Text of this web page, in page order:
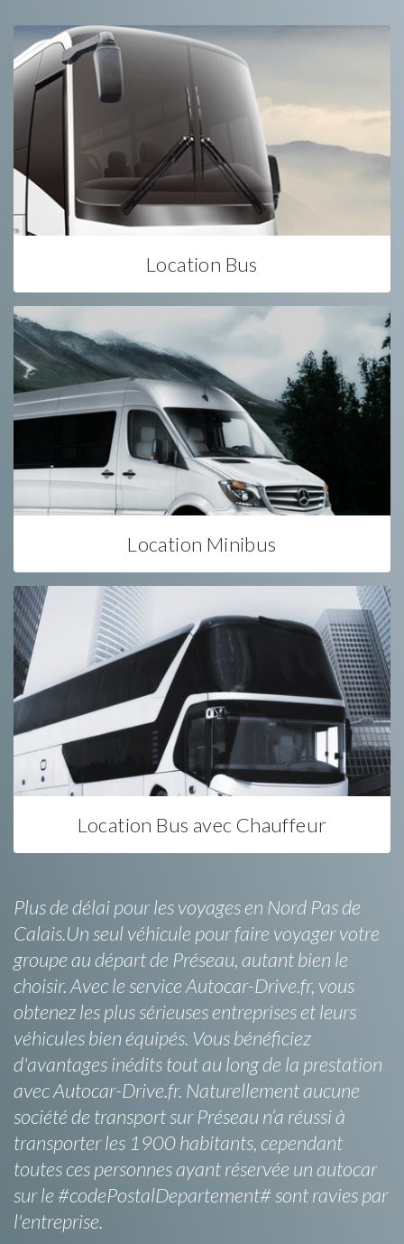
Location Bus
Location Minibus
Location Bus avec Chauffeur
Plus de délai pour les voyages en Nord Pas de
Calais.Un seul véhicule pour faire voyager votre
groupe au départ de Préseau, autant bien le
choisir. Avec le service Autocar-Drive.fr, vous
obtenez les plus sérieuses entreprises et leurs
véhicules bien équipés. Vous bénéficiez
d'avantages inédits tout au long de la prestation
avec Autocar-Drive.fr. Naturellement aucune
société de transport sur Préseau n’a réussi à
transporter les 1900 habitants, cependant
toutes ces personnes ayant réservée un autocar
sur le #codePostalDepartement# sont ravies par
l'entreprise.